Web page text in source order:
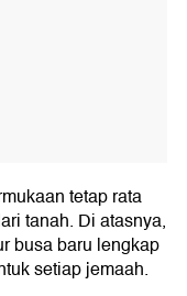
tetap rata
tanah. Di atasnya,
busa baru lengkap
setiap jemaah.